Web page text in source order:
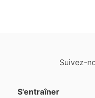
Suivez-
S'entraîner